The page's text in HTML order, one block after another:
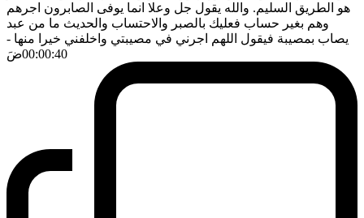
هو الطريق السليم. والله يقول جل وعلا انما يوفى الصابرون اجرهم
وهم بغير حساب فعليك بالصبر والاحتساب والحديث ما من عبد
يصاب بمصيبة فيقول اللهم اجرني في مصيبتي واخلفني خيرا منها -
00:00:40ضَ